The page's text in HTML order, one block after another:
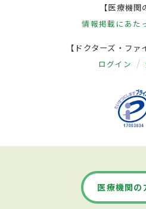
【医療機関
情報掲載にあた
【ドクターズ・ファ
ログイン
医療機関の